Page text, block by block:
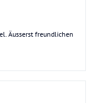
Äusserst freundlichen